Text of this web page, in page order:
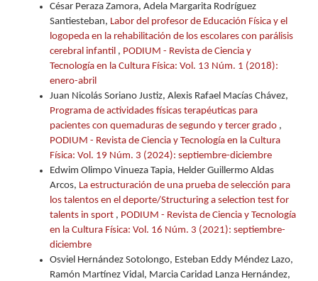
César Peraza Zamora, Adela Margarita Rodríguez
Santiesteban, Labor del profesor de Educación Física y el
logopeda en la rehabilitación de los escolares con parálisis
cerebral infantil , PODIUM - Revista de Ciencia y
Tecnología en la Cultura Física: Vol. 13 Núm. 1 (2018):
enero-abril
Juan Nicolás Soriano Justiz, Alexis Rafael Macías Chávez,
Programa de actividades físicas terapéuticas para
pacientes con quemaduras de segundo y tercer grado ,
PODIUM - Revista de Ciencia y Tecnología en la Cultura
Física: Vol. 19 Núm. 3 (2024): septiembre-diciembre
Edwim Olimpo Vinueza Tapia, Helder Guillermo Aldas
Arcos, La estructuración de una prueba de selección para
los talentos en el deporte/Structuring a selection test for
talents in sport , PODIUM - Revista de Ciencia y Tecnología
en la Cultura Física: Vol. 16 Núm. 3 (2021): septiembre-
diciembre
Osviel Hernández Sotolongo, Esteban Eddy Méndez Lazo,
Ramón Martínez Vidal, Marcia Caridad Lanza Hernández,